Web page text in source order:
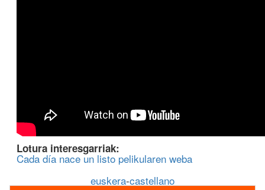
Lotura interesgarriak:
Cada día nace un listo pelikularen weba
euskera-castellano